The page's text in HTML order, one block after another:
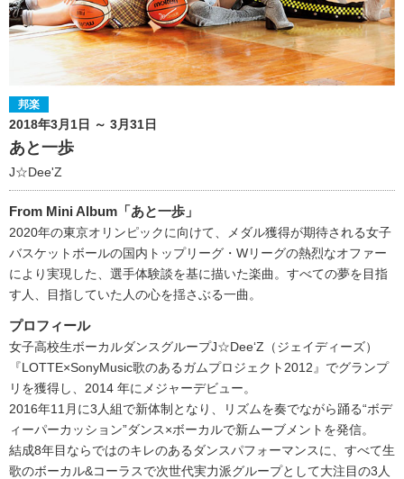
邦楽
2018年3月1日 ～ 3月31日
あと一歩
J☆Dee'Z
From Mini Album「あと一歩」
2020年の東京オリンピックに向けて、メダル獲得が期待される女子
バスケットボールの国内トップリーグ・Wリーグの熱烈なオファー
により実現した、選手体験談を基に描いた楽曲。すべての夢を目指
す人、目指していた人の心を揺さぶる一曲。
プロフィール
女子高校生ボーカルダンスグループJ☆Dee‘Z（ジェイディーズ）
『LOTTE×SonyMusic歌のあるガムプロジェクト2012』でグランプ
リを獲得し、2014 年にメジャーデビュー。
2016年11月に3人組で新体制となり、リズムを奏でながら踊る“ボデ
ィーパーカッション”ダンス×ボーカルで新ムーブメントを発信。
結成8年目ならではのキレのあるダンスパフォーマンスに、すべて生
歌のボーカル&コーラスで次世代実力派グループとして大注目の3人